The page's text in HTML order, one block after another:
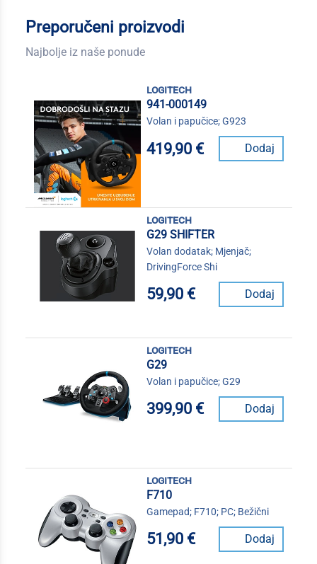
Preporučeni proizvodi
Najbolje iz naše ponude
logitech
941-000149
Volan i papučice; G923
419,90 € Dodaj
logitech
G29 SHIFTER
Volan dodatak; Mjenjač;
DrivingForce Shi
59,90 € Dodaj
logitech
G29
Volan i papučice; G29
399,90 € Dodaj
logitech
F710
Gamepad; F710; PC; Bežični
51,90 € Dodaj